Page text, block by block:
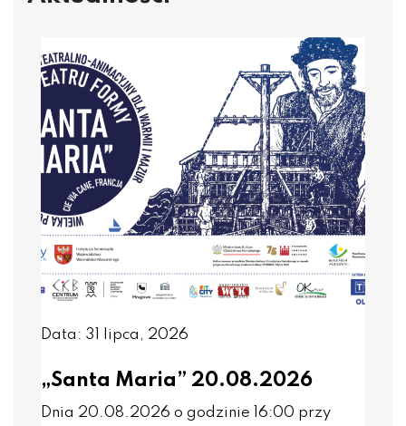
Data: 31 lipca, 2026
„Santa Maria” 20.08.2026
Dnia 20.08.2026 o godzinie 16:00 przy